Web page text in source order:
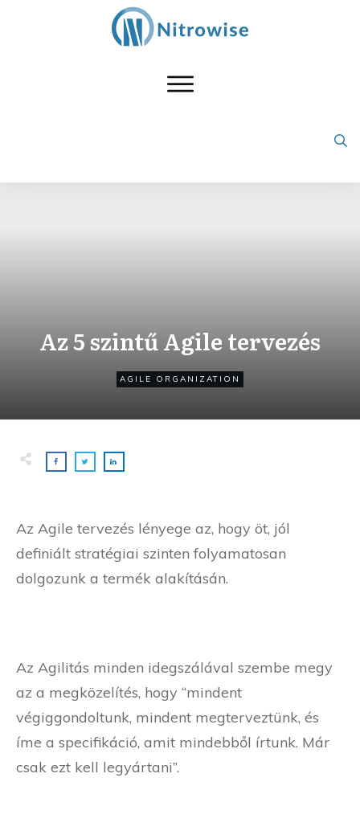
Az 5 szintű Agile tervezés
AGILE ORGANIZATION
Az Agile tervezés lényege az, hogy öt, jól
definiált stratégiai szinten folyamatosan
dolgozunk a termék alakításán.
Az Agilitás minden idegszálával szembe megy
az a megközelítés, hogy “mindent
végiggondoltunk, mindent megterveztünk, és
íme a specifikáció, amit mindebből írtunk. Már
csak ezt kell legyártani”.